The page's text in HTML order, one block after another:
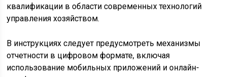
квалификации в области современных технологий
управления хозяйством.
В инструкциях следует предусмотреть механизмы
отчетности в цифровом формате, включая
использование мобильных приложений и онлайн-